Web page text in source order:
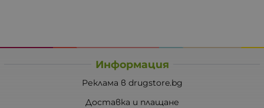
Информация
Реклама в drugstore.bg
Доставка и плащане